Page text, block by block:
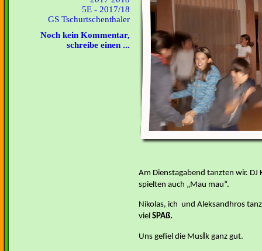
5E - 2017/18
GS Tschurtschenthaler
Noch kein Kommentar,
schreibe einen ...
Am Dienstagabend tanzten wir. DJ
spielten auch „Mau mau“.
Nikolas, ich und Aleksandhros
viel SPAß.
Uns gefiel die Musi k ganz gut.